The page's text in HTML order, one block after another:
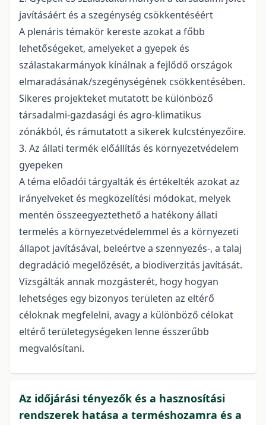
javításáért és a szegénység csökkentéséért
A plenáris témakör kereste azokat a főbb
lehetőségeket, amelyeket a gyepek és
szálastakarmányok kínálnak a fejlődő országok
elmaradásának/szegénységének csökkentésében.
Sikeres projekteket mutatott be különböző
társadalmi-gazdasági és agro-klimatikus
zónákból, és rámutatott a sikerek kulcstényezőire.
3. Az állati termék előállítás és környezetvédelem
gyepeken
A téma előadói tárgyalták és értékelték azokat az
irányelveket és megközelítési módokat, melyek
mentén összeegyeztethető a hatékony állati
termelés a környezetvédelemmel és a környezeti
állapot javításával, beleértve a szennyezés-, a talaj
degradáció megelőzését, a biodiverzitás javítását.
Vizsgálták annak mozgásterét, hogy hogyan
lehetséges egy bizonyos területen az eltérő
céloknak megfelelni, avagy a különböző célokat
eltérő területegységeken lenne ésszerűbb
megvalósítani.
Az időjárási tényezők és a hasznosítási
rendszerek hatása a terméshozamra és a